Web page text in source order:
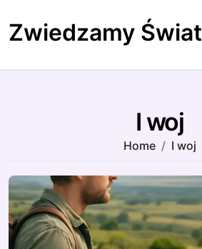
to
content
Zwiedzamy Świat
I woj
Home I woj